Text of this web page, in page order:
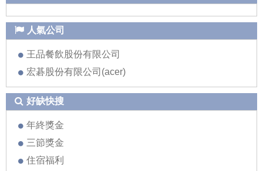
人氣公司
王品餐飲股份有限公司
宏碁股份有限公司(acer)
好缺快搜
年終獎金
三節獎金
住宿福利